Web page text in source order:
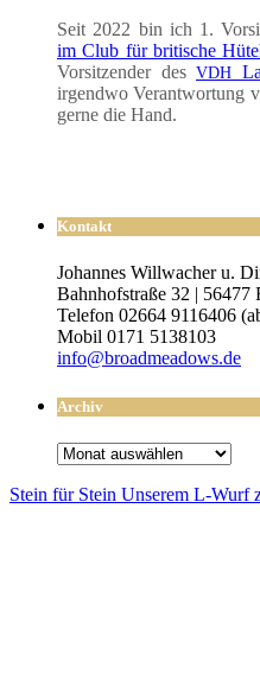
Seit 2022 bin ich 1.
im Club für bri­ti­sche
Vor­sit­zen­der des VDH
irgend­wo Ver­ant­wor­tung
ger­ne die Hand.
Kontakt
Johannes Willwacher u.
Bahnhofstraße 32 | 56477
Telefon 02664 9116406
Mobil 0171 5138103
info@broadmeadows.de
Archiv
Archiv
Stein für Stein Unse­rem L-Wurf